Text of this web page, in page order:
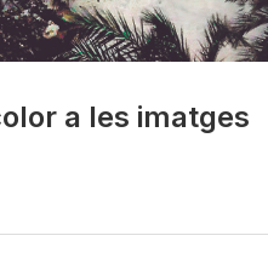
a les imatges